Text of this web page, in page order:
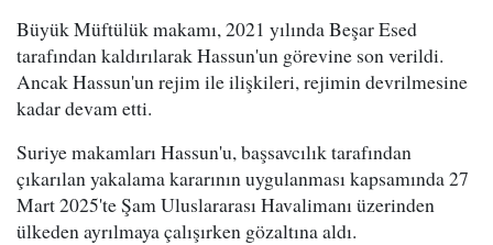
Büyük Müftülük makamı, 2021 yılında Beşar Esed
tarafından kaldırılarak Hassun'un görevine son verildi.
Ancak Hassun'un rejim ile ilişkileri, rejimin devrilmesine
kadar devam etti.
Suriye makamları Hassun'u, başsavcılık tarafından
çıkarılan yakalama kararının uygulanması kapsamında 27
Mart 2025'te Şam Uluslararası Havalimanı üzerinden
ülkeden ayrılmaya çalışırken gözaltına aldı.